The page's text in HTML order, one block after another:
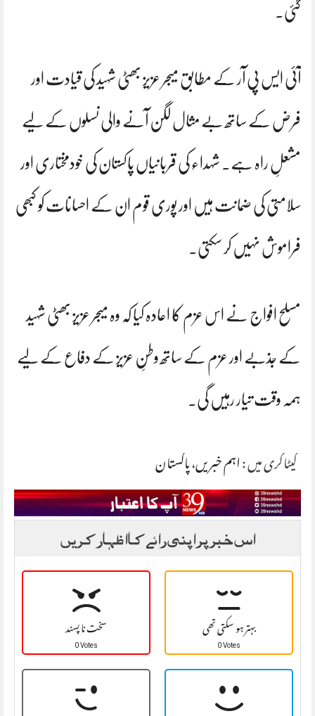
گئی۔
آئی ایس پی آر کے مطابق میجر عزیز بھٹی شہید کی قیادت اور
فرض کے ساتھ بے مثال لگن آنے والی نسلوں کے لیے
مشعلِ راہ ہے۔ شہداء کی قربانیاں پاکستان کی خودمختاری اور
سلامتی کی ضمانت ہیں اور پوری قوم ان کے احسانات کو کبھی
فراموش نہیں کر سکتی۔
مسلح افواج نے اس عزم کا اعادہ کیا کہ وہ میجر عزیز بھٹی شہید
کے جذبے اور عزم کے ساتھ وطنِ عزیز کے دفاع کے لیے
ہمہ وقت تیار رہیں گی۔
کیٹاگری میں :اہم خبریں،پاکستان
اس خبر پر اپنی رائے کا اظہار کریں
سخت نا پسند
0 Votes بہتر ہو سکتی تھی
0 Votes